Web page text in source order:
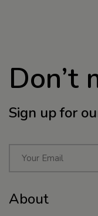
Don’t
Sign up for
iAbout